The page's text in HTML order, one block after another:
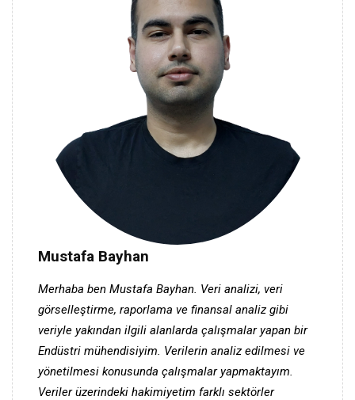
Mustafa Bayhan
Merhaba ben Mustafa Bayhan. Veri analizi, veri
görselleştirme, raporlama ve finansal analiz gibi
veriyle yakından ilgili alanlarda çalışmalar yapan bir
Endüstri mühendisiyim. Verilerin analiz edilmesi ve
yönetilmesi konusunda çalışmalar yapmaktayım.
Veriler üzerindeki hakimiyetim farklı sektörler